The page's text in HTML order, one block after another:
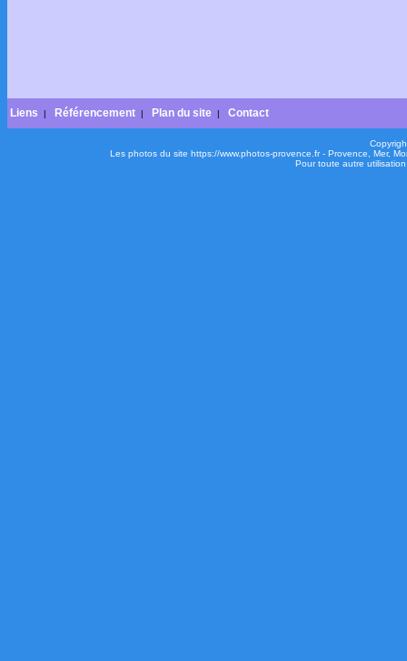
Liens Référencement Plan du site Contact
Les photos du site https://www.photos-provence.fr - Provence, Mer,
Pour toute autre